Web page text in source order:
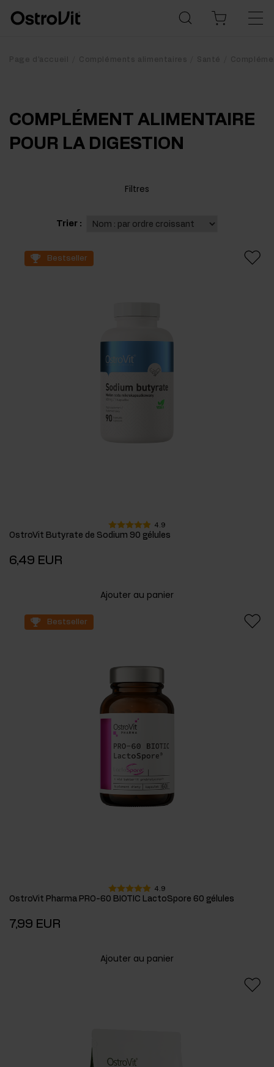
Page d'accueil Compléments alimentaires Santé
COMPLÉMENT ALIMENTAIRE
POUR LA DIGESTION
Filtres
Trier :
Bestseller
4.9
OstroVit Butyrate de Sodium 90 gélules
6,49 EUR
Ajouter au panier
Bestseller
4.9
OstroVit Pharma PRO-60 BIOTIC LactoSpore 60 gélules
7,99 EUR
Ajouter au panier